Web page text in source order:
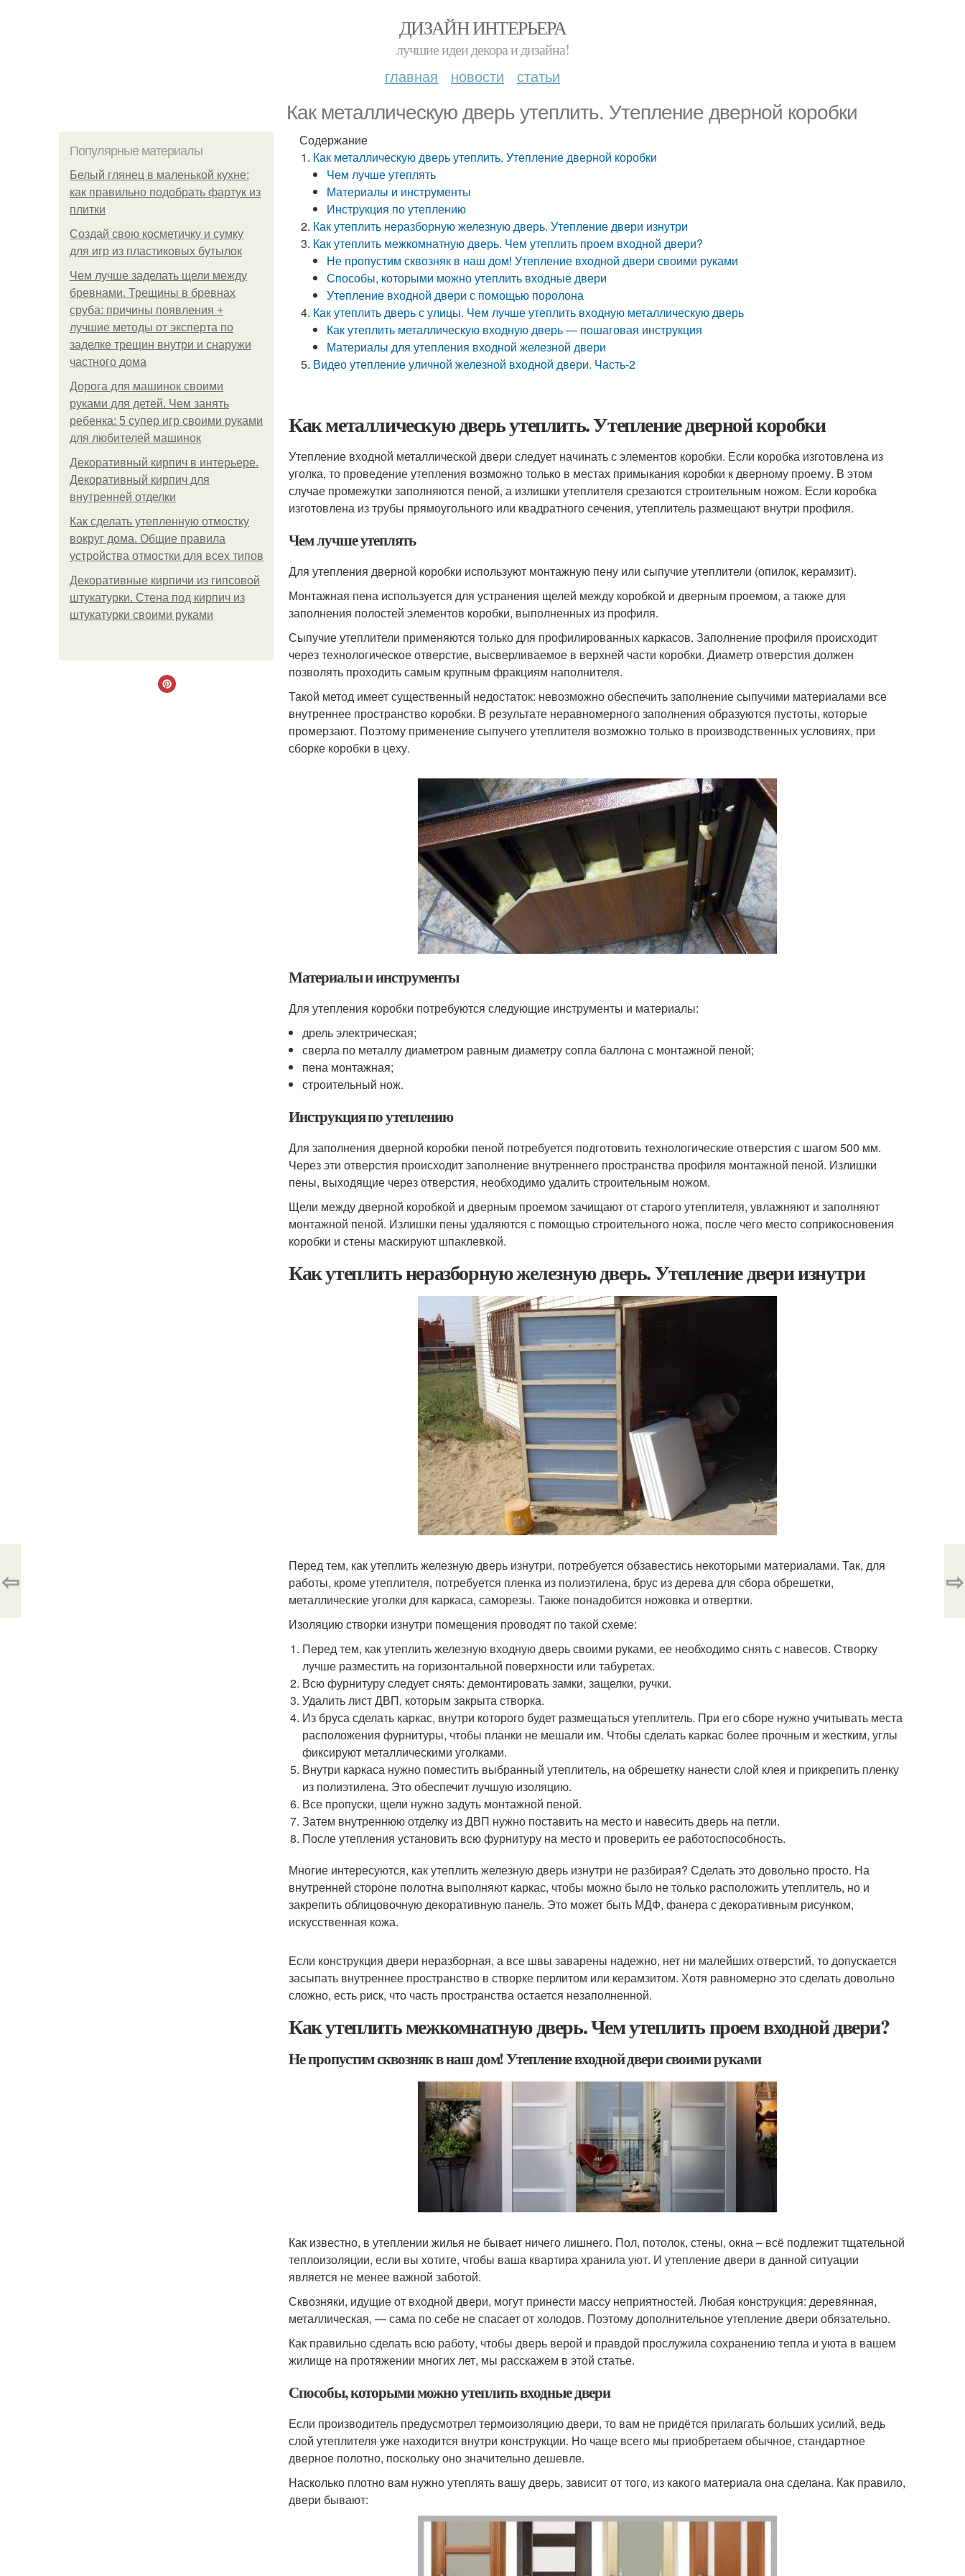
ДИЗАЙН ИНТЕРЬЕРА
лучшие идеи декора и дизайна!
главная новости статьи
Как металлическую дверь утеплить. Утепление дверной коробки
Популярные материалы
Белый глянец в маленькой кухне:
как правильно подобрать фартук из
плитки
Создай свою косметичку и сумку
для игр из пластиковых бутылок
Чем лучше заделать щели между
бревнами. Трещины в бревнах
сруба: причины появления +
лучшие методы от эксперта по
заделке трещин внутри и снаружи
частного дома
Дорога для машинок своими
руками для детей. Чем занять
ребенка: 5 супер игр своими руками
для любителей машинок
Декоративный кирпич в интерьере.
Декоративный кирпич для
внутренней отделки
Как сделать утепленную отмостку
вокруг дома. Общие правила
устройства отмостки для всех типов
Декоративные кирпичи из гипсовой
штукатурки. Стена под кирпич из
штукатурки своими руками
Содержание
Как металлическую дверь утеплить. Утепление дверной коробки
Чем лучше утеплять
Материалы и инструменты
Инструкция по утеплению
Как утеплить неразборную железную дверь. Утепление двери изнутри
Как утеплить межкомнатную дверь. Чем утеплить проем входной двери?
Не пропустим сквозняк в наш дом! Утепление входной двери своими руками
Способы, которыми можно утеплить входные двери
Утепление входной двери с помощью поролона
Как утеплить дверь с улицы. Чем лучше утеплить входную металлическую дверь
Как утеплить металлическую входную дверь — пошаговая инструкция
Материалы для утепления входной железной двери
Видео утепление уличной железной входной двери. Часть-2
Как металлическую дверь утеплить. Утепление дверной коробки
Утепление входной металлической двери следует начинать с элементов коробки. Если коробка изготовлена из
уголка, то проведение утепления возможно только в местах примыкания коробки к дверному проему. В этом
случае промежутки заполняются пеной, а излишки утеплителя срезаются строительным ножом. Если коробка
изготовлена из трубы прямоугольного или квадратного сечения, утеплитель размещают внутри профиля.
Чем лучше утеплять
Для утепления дверной коробки используют монтажную пену или сыпучие утеплители (опилок, керамзит).
Монтажная пена используется для устранения щелей между коробкой и дверным проемом, а также для
заполнения полостей элементов коробки, выполненных из профиля.
Сыпучие утеплители применяются только для профилированных каркасов. Заполнение профиля происходит
через технологическое отверстие, высверливаемое в верхней части коробки. Диаметр отверстия должен
позволять проходить самым крупным фракциям наполнителя.
Такой метод имеет существенный недостаток: невозможно обеспечить заполнение сыпучими материалами все
внутреннее пространство коробки. В результате неравномерного заполнения образуются пустоты, которые
промерзают. Поэтому применение сыпучего утеплителя возможно только в производственных условиях, при
сборке коробки в цеху.
Материалы и инструменты
Для утепления коробки потребуются следующие инструменты и материалы:
дрель электрическая;
сверла по металлу диаметром равным диаметру сопла баллона с монтажной пеной;
пена монтажная;
строительный нож.
Инструкция по утеплению
Для заполнения дверной коробки пеной потребуется подготовить технологические отверстия с шагом 500 мм.
Через эти отверстия происходит заполнение внутреннего пространства профиля монтажной пеной. Излишки
пены, выходящие через отверстия, необходимо удалить строительным ножом.
Щели между дверной коробкой и дверным проемом зачищают от старого утеплителя, увлажняют и заполняют
монтажной пеной. Излишки пены удаляются с помощью строительного ножа, после чего место соприкосновения
коробки и стены маскируют шпаклевкой.
Как утеплить неразборную железную дверь. Утепление двери изнутри
Перед тем, как утеплить железную дверь изнутри, потребуется обзавестись некоторыми материалами. Так, для
работы, кроме утеплителя, потребуется пленка из полиэтилена, брус из дерева для сбора обрешетки,
металлические уголки для каркаса, саморезы. Также понадобится ножовка и отвертки.
Изоляцию створки изнутри помещения проводят по такой схеме:
Перед тем, как утеплить железную входную дверь своими руками, ее необходимо снять с навесов. Створку
лучше разместить на горизонтальной поверхности или табуретах.
Всю фурнитуру следует снять: демонтировать замки, защелки, ручки.
Удалить лист ДВП, которым закрыта створка.
Из бруса сделать каркас, внутри которого будет размещаться утеплитель. При его сборе нужно учитывать места
расположения фурнитуры, чтобы планки не мешали им. Чтобы сделать каркас более прочным и жестким, углы
фиксируют металлическими уголками.
Внутри каркаса нужно поместить выбранный утеплитель, на обрешетку нанести слой клея и прикрепить пленку
из полиэтилена. Это обеспечит лучшую изоляцию.
Все пропуски, щели нужно задуть монтажной пеной.
Затем внутреннюю отделку из ДВП нужно поставить на место и навесить дверь на петли.
После утепления установить всю фурнитуру на место и проверить ее работоспособность.
Многие интересуются, как утеплить железную дверь изнутри не разбирая? Сделать это довольно просто. На
внутренней стороне полотна выполняют каркас, чтобы можно было не только расположить утеплитель, но и
закрепить облицовочную декоративную панель. Это может быть МДФ, фанера с декоративным рисунком,
искусственная кожа.
Если конструкция двери неразборная, а все швы заварены надежно, нет ни малейших отверстий, то допускается
засыпать внутреннее пространство в створке перлитом или керамзитом. Хотя равномерно это сделать довольно
сложно, есть риск, что часть пространства остается незаполненной.
Как утеплить межкомнатную дверь. Чем утеплить проем входной двери?
Не пропустим сквозняк в наш дом! Утепление входной двери своими руками
Как известно, в утеплении жилья не бывает ничего лишнего. Пол, потолок, стены, окна – всё подлежит тщательной
теплоизоляции, если вы хотите, чтобы ваша квартира хранила уют. И утепление двери в данной ситуации
является не менее важной заботой.
Сквозняки, идущие от входной двери, могут принести массу неприятностей. Любая конструкция: деревянная,
металлическая, — сама по себе не спасает от холодов. Поэтому дополнительное утепление двери обязательно.
Как правильно сделать всю работу, чтобы дверь верой и правдой прослужила сохранению тепла и уюта в вашем
жилище на протяжении многих лет, мы расскажем в этой статье.
Способы, которыми можно утеплить входные двери
Если производитель предусмотрел термоизоляцию двери, то вам не придётся прилагать больших усилий, ведь
слой утеплителя уже находится внутри конструкции. Но чаще всего мы приобретаем обычное, стандартное
дверное полотно, поскольку оно значительно дешевле.
Насколько плотно вам нужно утеплять вашу дверь, зависит от того, из какого материала она сделана. Как правило,
двери бывают:
⇦ ⇨